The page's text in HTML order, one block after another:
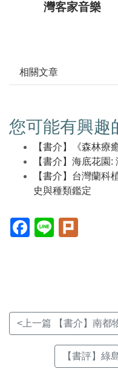
灣客家音樂
相關文章
您可能有興趣
【書介】《森林療
【書介】海底花園
【書介】台灣蘭科
史與種類鑑定
Facebook(另
開
Line(另
開
<上一篇 【書介】南都
【書評】綠